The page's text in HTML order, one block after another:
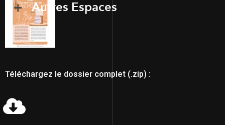
Autres Espaces
Téléchargez le dossier complet (.zip) :